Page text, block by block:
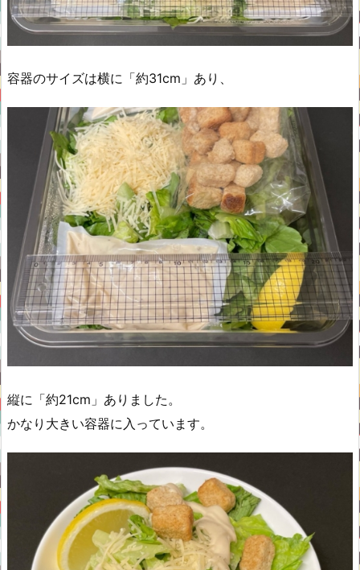
容器のサイズは横に「約31cm」あり、
縦に「約21cm」ありました。
かなり大きい容器に入っています。